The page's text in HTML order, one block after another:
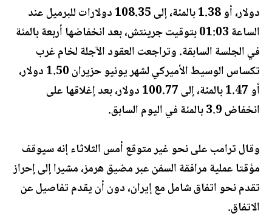
دولار، أو 1.38 بالمئة، إلى 108.35 دولارات للبرميل عند
الساعة 01:03 بتوقيت جرينتش، بعد انخفاضها أربعة بالمئة
في الجلسة السابقة. وتراجعت العقود الآجلة لخام غرب
تكساس الوسيط الأميركي لشهر يونيو حزيران 1.50 دولار،
أو 1.47 بالمئة، إلى 100.77 دولار، بعد إغلاقها على
انخفاض 3.9 بالمئة في اليوم السابق.
وقال ترامب على نحو غير متوقع أمس الثلاثاء إنه سيوقف
مؤقتا عملية مرافقة السفن عبر مضيق هرمز، مشيرا إلى إحراز
تقدم نحو اتفاق شامل مع إيران، دون أن يقدم تفاصيل عن
الاتفاق.